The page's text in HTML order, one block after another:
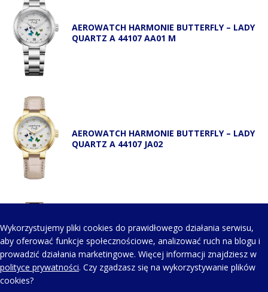
AEROWATCH HARMONIE BUTTERFLY – LADY
QUARTZ A 44107 AA01 M
AEROWATCH HARMONIE BUTTERFLY – LADY
QUARTZ A 44107 JA02
AEROWATCH HARMONIE BUTTERFLY – LADY
QUARTZ A 44107 JA02 M
Wykorzystujemy pliki cookies do prawidłowego działania serwisu,
aby oferować funkcje społecznościowe, analizować ruch na blogu i
prowadzić działania marketingowe. Więcej informacji znajdziesz w
polityce prywatności. Czy zgadzasz się na wykorzystywanie plików
cookies?